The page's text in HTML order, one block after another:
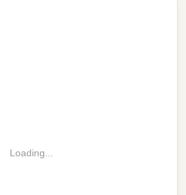
Loading...